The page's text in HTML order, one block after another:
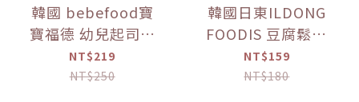
韓國 bebefood寶
寶福德 幼兒起司優
格豆豆 原味/蘋果
(16g) 【優惠限定】
NT$219
NT$250
韓國日東ILDONG
FOODIS 豆腐鬆餅
餅乾 香蕉/馬鈴薯
(64g) 【優惠限定】
NT$159
NT$180